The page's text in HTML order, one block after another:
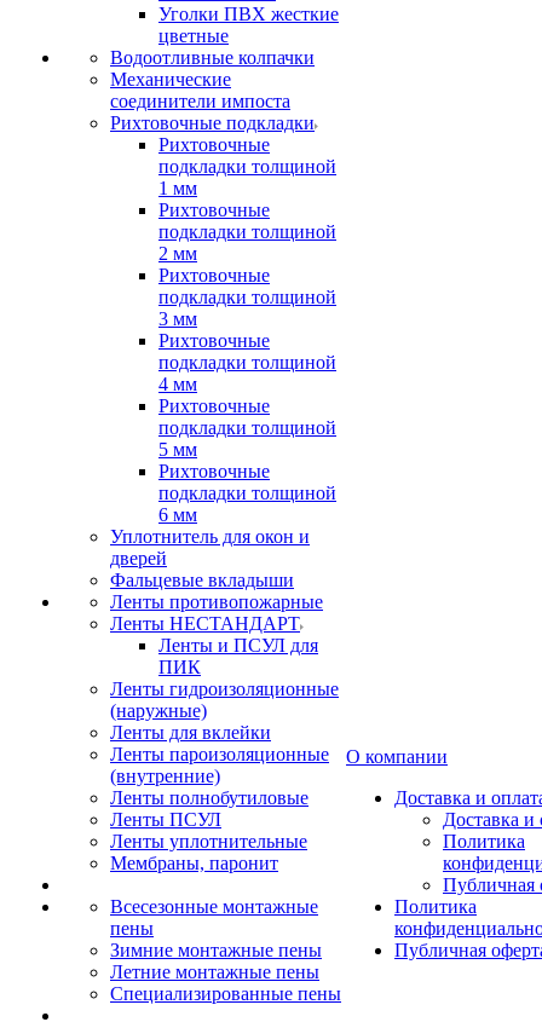
Уголки ПВХ жесткие
цветные
Водоотливные колпачки
Механические
соединители импоста
Рихтовочные подкладки
Рихтовочные
подкладки толщиной
1 мм
Рихтовочные
подкладки толщиной
2 мм
Рихтовочные
подкладки толщиной
3 мм
Рихтовочные
подкладки толщиной
4 мм
Рихтовочные
подкладки толщиной
5 мм
Рихтовочные
подкладки толщиной
6 мм
Уплотнитель для окон и
дверей
Фальцевые вкладыши
Ленты противопожарные
Ленты НЕСТАНДАРТ
Ленты и ПСУЛ для
ПИК
Ленты гидроизоляционные
(наружные)
Ленты для вклейки
Ленты пароизоляционные
(внутренние)
Ленты полнобутиловые
Ленты ПСУЛ
Ленты уплотнительные
Мембраны, паронит
Всесезонные монтажные
пены
Зимние монтажные пены
Летние монтажные пены
Специализированные пены
О компании
Доставка и
Доставка и
Политика
Публичная
Политика
Публичная